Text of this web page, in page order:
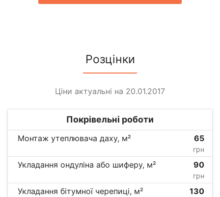
Розцінки
Ціни актуальні на 20.01.2017
Покрівельні роботи
Монтаж утеплювача даху, м² 65
грн
Укладання ондуліна або шиферу, м² 90
грн
Укладання бітумної черепиці, м² 130